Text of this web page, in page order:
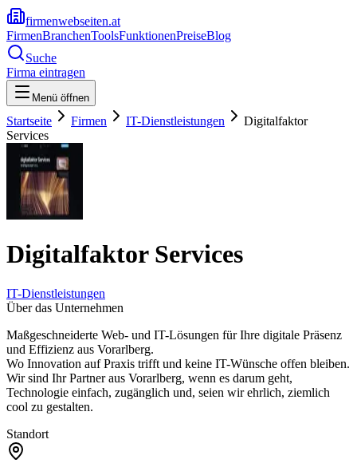
firmenwebseiten.at
FirmenBranchenToolsFunktionenPreiseBlog
Suche
Firma eintragen
Menü öffnen
Startseite Firmen IT-Dienstleistungen
Digitalfaktor
Services
Digitalfaktor Services
IT-Dienstleistungen
Über das Unternehmen
Maßgeschneiderte Web- und IT-Lösungen für Ihre digitale Präsenz
und Effizienz aus Vorarlberg.
Wo Innovation auf Praxis trifft und keine IT-Wünsche offen bleiben.
Wir sind Ihr Partner aus Vorarlberg, wenn es darum geht,
Technologie einfach, zugänglich und, seien wir ehrlich, ziemlich
cool zu gestalten.
Standort